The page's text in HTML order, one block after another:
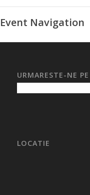
Event Navigation
URMARESTE-NE
LOCATIE